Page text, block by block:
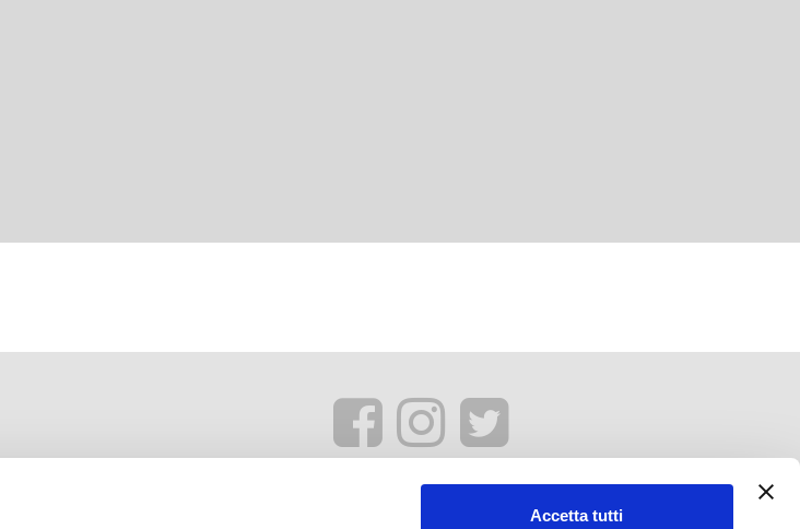
Accetta tutti